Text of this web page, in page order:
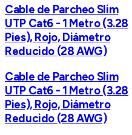
Cable de Parcheo Slim
UTP Cat6 - 1 Metro (3.28
Pies), Rojo, Diámetro
Reducido (28 AWG)
Cable de Parcheo Slim
UTP Cat6 - 1 Metro (3.28
Pies), Rojo, Diámetro
Reducido (28 AWG)